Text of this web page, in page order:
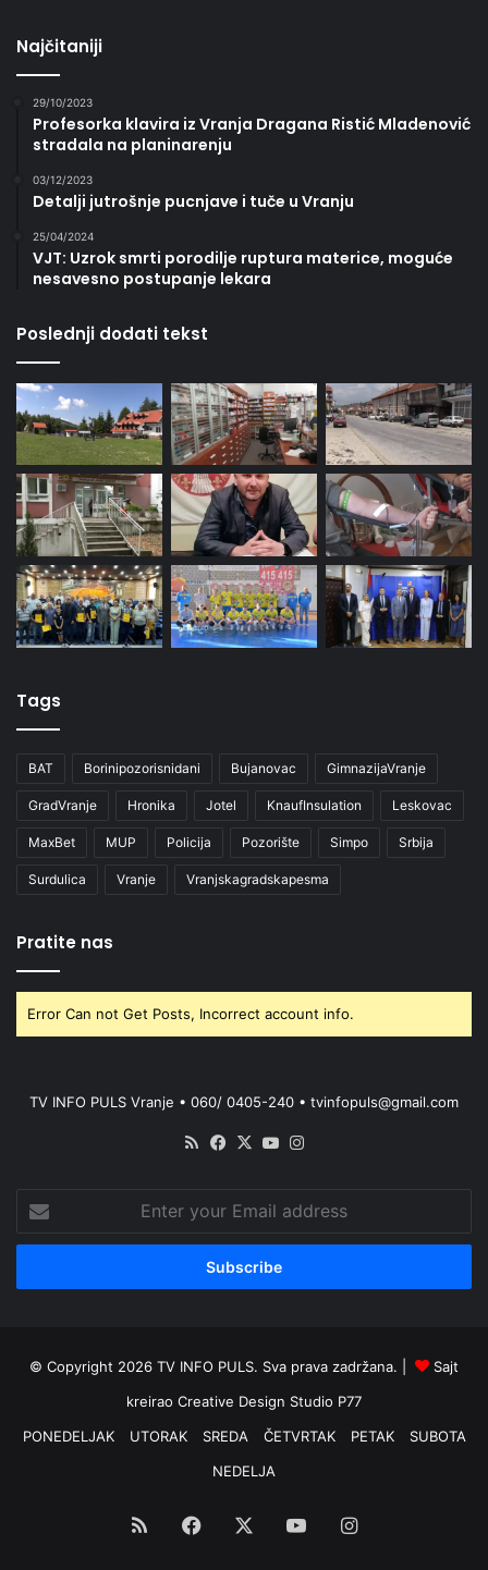
Najčitaniji
29/10/2023
Profesorka klavira iz Vranja Dragana Ristić Mladenović
stradala na planinarenju
03/12/2023
Detalji jutrošnje pucnjave i tuče u Vranju
25/04/2024
VJT: Uzrok smrti porodilje ruptura materice, moguće
nesavesno postupanje lekara
Poslednji dodati tekst
Tags
BAT Borinipozorisnidani Bujanovac GimnazijaVranje
GradVranje Hronika Jotel KnaufInsulation Leskovac
MaxBet MUP Policija Pozorište Simpo Srbija
Surdulica Vranje Vranjskagradskapesma
Pratite nas
Error Can not Get Posts, Incorrect account info.
TV INFO PULS Vranje • 060/ 0405-240 • tvinfopuls@gmail.com
RSS Facebook
X YouTube
your
Email
© Copyright 2026 TV INFO PULS. Sva prava zadržana. |
Sajt
kreirao Creative Design Studio P77
PONEDELJAK
UTORAK SREDA ČETVRTAK PETAK
SUBOTA
NEDELJA
RSS Facebook YouTubeInstagram